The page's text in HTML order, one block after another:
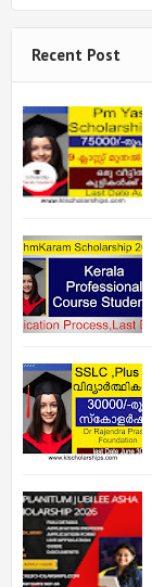
Recent Post